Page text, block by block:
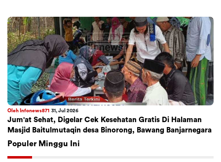
Oleh Infonews871 31, Jul 2026
Jum'at Sehat, Digelar Cek Kesehatan Gratis Di Halaman
Masjid Baitulmutaqin desa Binorong, Bawang Banjarnegara
Populer Minggu Ini